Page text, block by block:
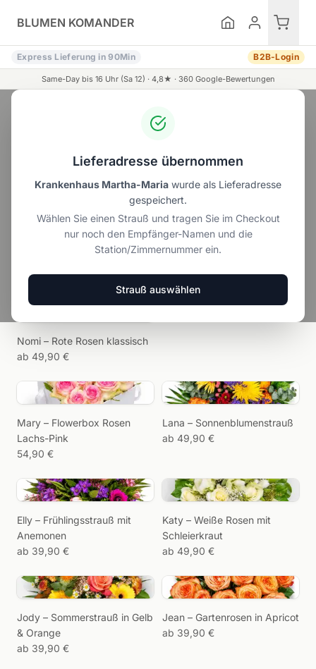
BLUMEN KOMANDER
Express Lieferung in 90Min B2B-Login
Same-Day bis 16 Uhr (Sa 12) · 4,8★ · 360Google-Bewertungen
Lieferadresse übernommen
Krankenhaus Martha-Maria wurde als Lieferadresse
gespeichert.
Wählen Sie einen Strauß und tragen Sie im Checkout
nur noch den Empfänger-Namen und die
Station/Zimmernummer ein.
Strauß auswählen
Unser Angebot Alle Blumen Rosensträuße
Kate
Sommerblumen entdecken →
Nomi – Rote Rosen klassisch
ab 49,90 €
Wir erinnern,
Wunschdaten speichern
und wir erinnern Sie
Blumengrüße.
Mary – Flowerbox Rosen
Lachs-Pink
54,90 €
Lana – Sonnenblumenstrauß
ab 49,90 €
Elly – Frühlingsstrauß mit
Anemonen
ab 39,90 €
Katy – Weiße Rosen mit
Schleierkraut
ab 49,90 €
Jody – Sommerstrauß in Gelb
& Orange
ab 39,90 €
Jean – Gartenrosen in Apricot
ab 39,90 €